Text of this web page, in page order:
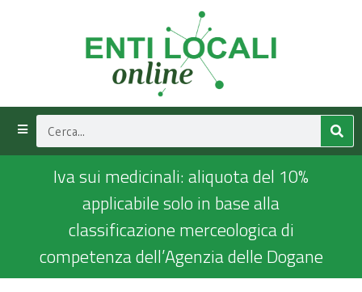
Iva sui medicinali: aliquota del 10%
applicabile solo in base alla
classificazione merceologica di
competenza dell’Agenzia delle Dogane